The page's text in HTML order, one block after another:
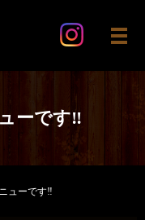
メ
ーです‼️
ューです‼️